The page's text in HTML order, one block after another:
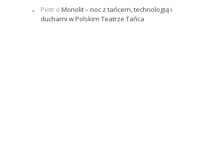
Piotro Monolit – noc z tańcem, technologią i
duchami w Polskim Teatrze Tańca